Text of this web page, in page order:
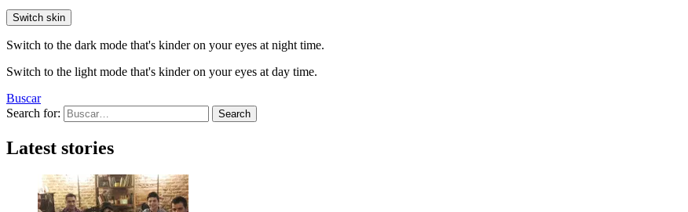
Switch skin
Switch to the dark mode that's kinder on your eyes at night time.
Switch to the light mode that's kinder on your eyes at day time.
Buscar
Search for:
Search
Latest stories